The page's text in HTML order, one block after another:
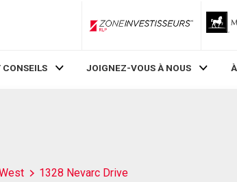
ZoneInvestisseurs RLP
CONSEILS JOIGNEZ-VOUS À NOUS
1328 Nevarc Drive